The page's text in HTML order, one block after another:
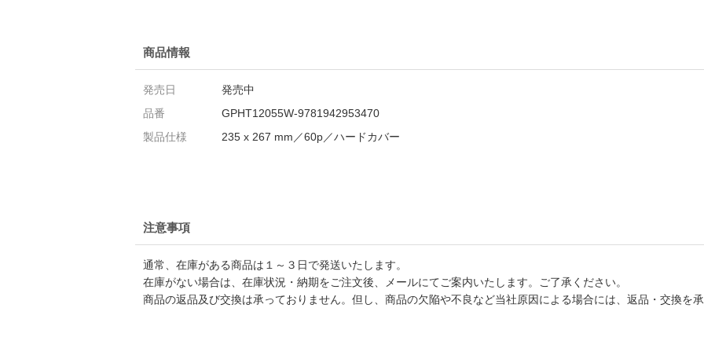
商品情報
発売日
発売中
品番
GPHT12055W-9781942953470
製品仕様
235 x 267 mm／60p／ハードカバー
注意事項
通常、在庫がある商品は１～３日で発送いたします。
在庫がない場合は、在庫状況・納期をご注文後、メールにてご案内いたします。ご了承ください。
商品の返品及び交換は承っておりません。但し、商品の欠陥や不良など当社原因による場合には、返品・交換を